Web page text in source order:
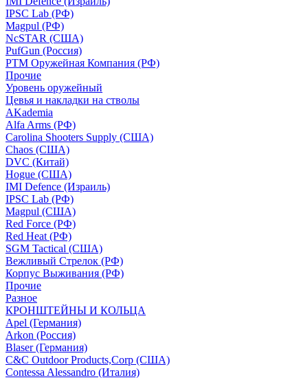
IPSC Lab (РФ)
Magpul (РФ)
NcSTAR (США)
PufGun (Россия)
РТМ Оружейная Компания (РФ)
Прочие
Уровень оружейный
Цевья и накладки на стволы
AKademia
Alfa Arms (РФ)
Carolina Shooters Supply (США)
Chaos (США)
DVC (Китай)
Hogue (США)
IMI Defence (Израиль)
IPSC Lab (РФ)
Magpul (США)
Red Force (РФ)
Red Heat (РФ)
SGM Tactical (США)
Вежливый Стрелок (РФ)
Корпус Выживания (РФ)
Прочие
Разное
КРОНШТЕЙНЫ И КОЛЬЦА
Apel (Германия)
Arkon (Россия)
Blaser (Германия)
C&C Outdoor Products,Corp (США)
Contessa Alessandro (Италия)